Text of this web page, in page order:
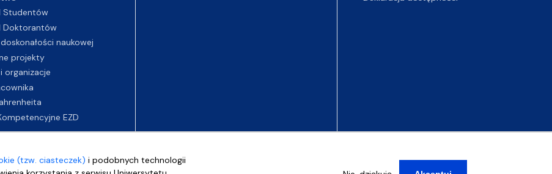
(tzw. ciasteczek) i podobnych technologii
Studentów
Doktorantów
naukowej
projekty
organizacje
EZD